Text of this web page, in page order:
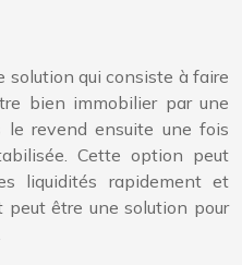
solution qui consiste à faire
bien immobilier par une
le revend ensuite une fois
Cette option peut
liquidités rapidement et
peut être une solution pour